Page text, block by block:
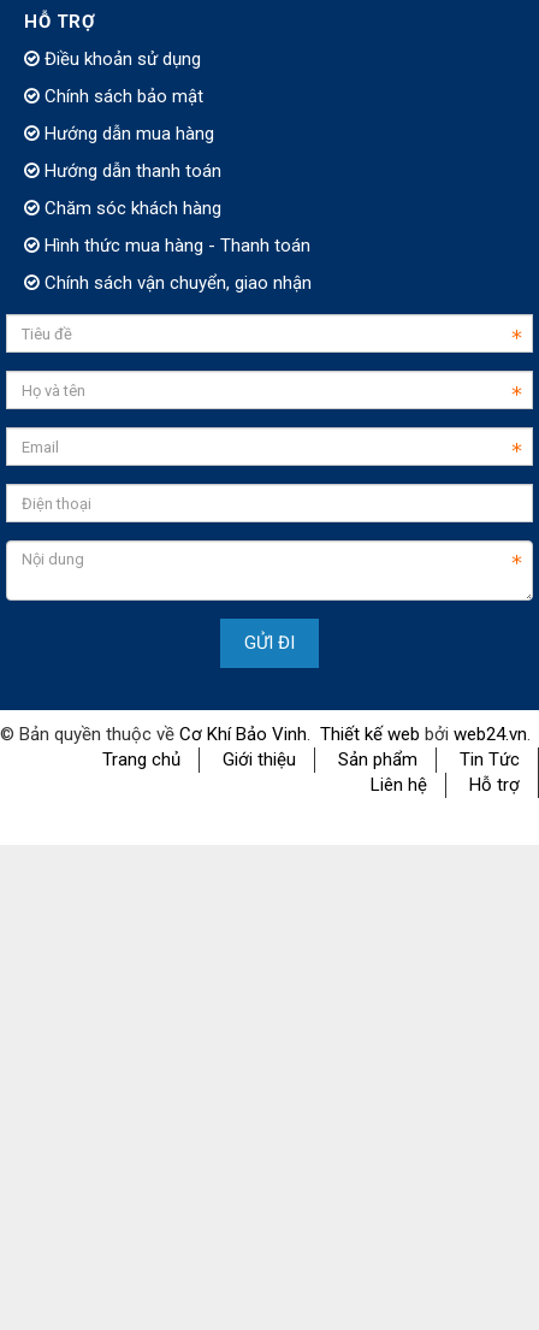
HỖ TRỢ
Điều khoản sử dụng
Chính sách bảo mật
Hướng dẫn mua hàng
Hướng dẫn thanh toán
Chăm sóc khách hàng
Hình thức mua hàng - Thanh toán
Chính sách vận chuyển, giao nhận
© Bản quyền thuộc về Cơ Khí Bảo Vinh. Thiết kế web bởi web24.vn.
Trang chủ
Giới thiệu Sản phẩm
Tin Tức
Liên hệ
Hỗ trợ